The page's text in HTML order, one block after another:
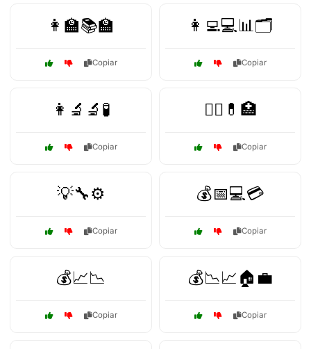
👩‍🏫📚🏫
Copiar
👩‍💻💻📊🗂️
Copiar
👩‍🔬🔬🧪
Copiar
👩‍⚕️💊🏥
Copiar
💡🔧⚙️
Copiar
💰📅💻💳
Copiar
💰📈📉
Copiar
💰📉📈🏠💼
Copiar